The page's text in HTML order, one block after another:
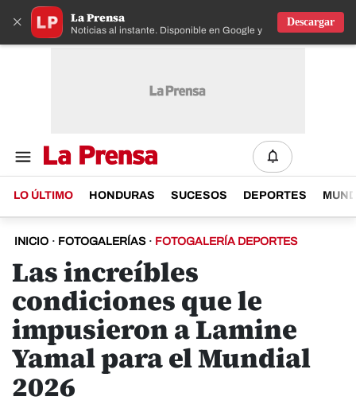
× La Prensa
Noticias al instante. Disponible en Google y IOS
Descargar
LO ÚLTIMO HONDURAS SUCESOS DEPORTES
INICIO · FOTOGALERÍAS · FOTOGALERÍA DEPORTES
Las increíbles
condiciones que le
impusieron a Lamine
Yamal para el Mundial
2026